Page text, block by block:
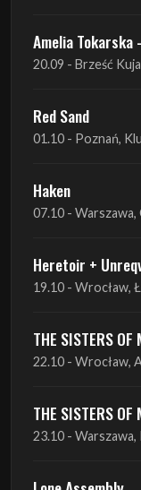
Red Sand
Haken
Heretoir +
THE SISTERS OF
22.10 - Wrocław,
THE SISTERS OF
Lone Assembly
Lone Assembly